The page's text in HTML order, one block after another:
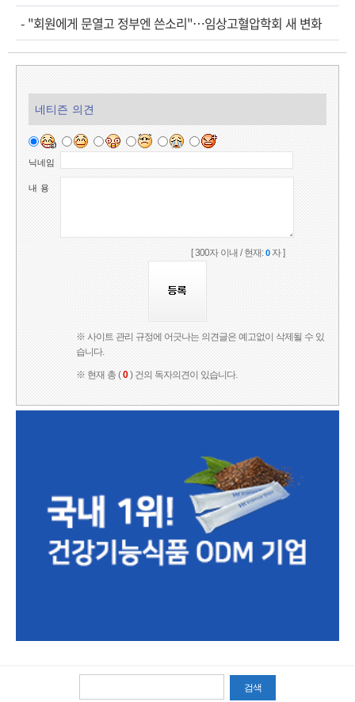
- "회원에게 문열고 정부엔 쓴소리"…임상고혈압학회 새 변화
네티즌 의견
닉네임
내 용
[ 300자 이내 / 현재:0자 ]
※ 사이트 관리 규정에 어긋나는 의견글은 예고없이 삭제될 수 있
습니다.
※ 현재 총 (0) 건의 독자의견이 있습니다.
검색